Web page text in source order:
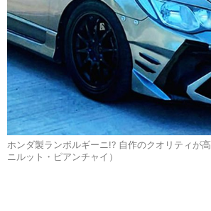
ホンダ製ランボルギーニ!? 自作のクオリティが
ニルット・ピアンチャイ）